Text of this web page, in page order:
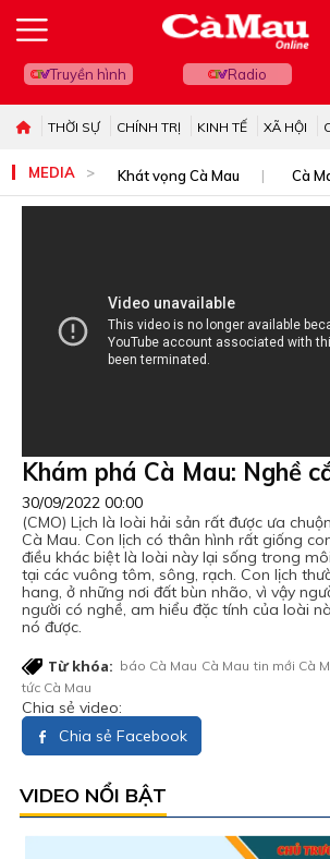
Truyền hình Radio
THỜI SỰ CHÍNH TRỊ KINH TẾ XÃ HỘI
MEDIA Khát vọng Cà Mau Cà
Khám phá Cà Mau: Nghề
30/09/2022 00:00
(CMO) Lịch là loài hải sản rất được ưa
Cà Mau. Con lịch có thân hình rất giống
điều khác biệt là loài này lại sống trong
tại các vuông tôm, sông, rạch. Con lịch
hang, ở những nơi đất bùn nhão, vì vậy
người có nghề, am hiểu đặc tính của loài
nó được.
Từ khóa: báo Cà Mau Cà Mau tin mới Cà
tức Cà Mau
Chia sẻ video:
Chia sẻ Facebook
VIDEO NỔI BẬT